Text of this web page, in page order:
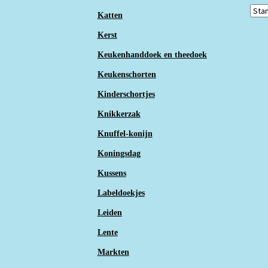
Katten
Kerst
Keukenhanddoek en theedoek
Keukenschorten
Kinderschortjes
Knikkerzak
Knuffel-konijn
Koningsdag
Kussens
Labeldoekjes
Leiden
Lente
Markten